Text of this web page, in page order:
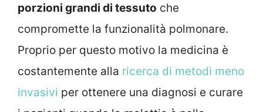
porzioni grandi di tessuto che
compromette la funzionalità polmonare.
Proprio per questo motivo la medicina è
costantemente alla ricerca di metodi meno
invasivi per ottenere una diagnosi e curare